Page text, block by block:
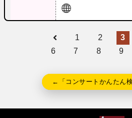
1 2 3
6
7 8 9
←「コンサートかんたん